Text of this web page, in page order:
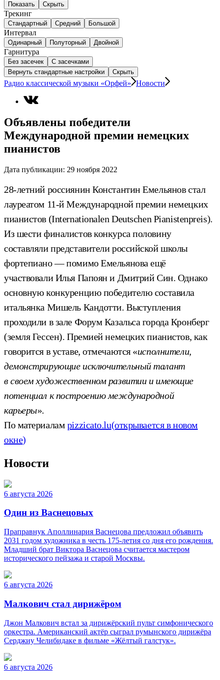
Показать Скрыть
Трекинг
Стандартный Средний Большой
Интервал
Одинарный Полуторный Двойной
Гарнитура
Без засечек
С засечками
Вернуть стандартные настройки
Скрыть
Радио классической музыки «Орфей» Новости
Объявлены победители
Международной премии немецких
пианистов
Дата публикации: 29 ноября 2022
28-летний россиянин Константин Емельянов стал
лауреатом 11-й Международной премии немецких
пианистов (Internationalen Deutschen Pianistenpreis).
Из шести финалистов конкурса половину
составляли представители российской школы
фортепиано — помимо Емельянова ещё
участвовали Илья Папоян и Дмитрий Син. Однако
основную конкуренцию победителю составила
итальянка Мишель Кандотти. Выступления
проходили в зале Форум Казальса города Кронберг
(земля Гессен). Премией немецких пианистов, как
говорится в уставе, отмечаются «исполнители,
демонстрирующие исключительный талант
в своем художественном развитии и имеющие
потенциал к построению международной
карьеры».
По материалам pizzicato.lu(открывается в новом
окне)
Новости
6 августа 2026
Один из Васнецовых
Праправнук Аполлинария Васнецова предложил объявить
2031 годом художника в честь 175-летия со дня его рождения.
Младший брат Виктора Васнецова считается мастером
исторического пейзажа и старой Москвы.
6 августа 2026
Малкович стал дирижёром
Джон Малкович встал за дирижёрский пульт симфонического
оркестра. Американский актёр сыграл румынского дирижёра
Серджиу Челибидаке в фильме «Жёлтый галстук».
6 августа 2026